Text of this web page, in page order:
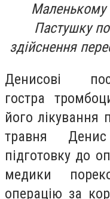
Маленькому
Пастушку п
здійснення
Денисові
гостра
його лікування
травня
підготовку до
медики
операцію за